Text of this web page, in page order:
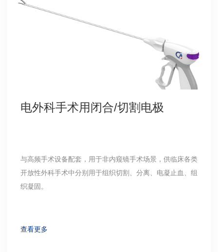
电外科手术用闭合/切割电极
与高频手术设备配套，用于非内窥镜手术场景，供临床各类
开放性外科手术中分别用于组织切割、分离、电凝止血、组
织凝固。
查看更多